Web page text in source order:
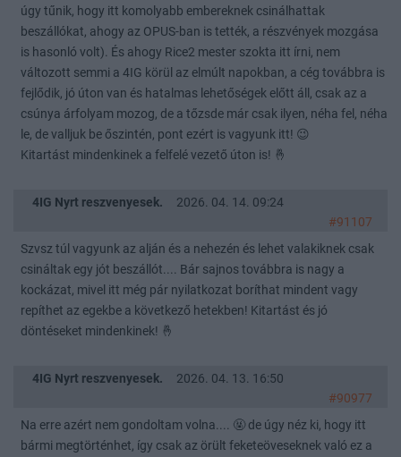
úgy tűnik, hogy itt komolyabb embereknek csinálhattak
beszállókat, ahogy az OPUS-ban is tették, a részvények mozgása
is hasonló volt). És ahogy Rice2 mester szokta itt írni, nem
változott semmi a 4IG körül az elmúlt napokban, a cég továbbra is
fejlődik, jó úton van és hatalmas lehetőségek előtt áll, csak az a
csúnya árfolyam mozog, de a tőzsde már csak ilyen, néha fel, néha
le, de valljuk be őszintén, pont ezért is vagyunk itt! 😉
Kitartást mindenkinek a felfelé vezető úton is! 🤞
4IG Nyrt reszvenyesek.
2026. 04. 14. 09:24
#91107
Szvsz túl vagyunk az alján és a nehezén és lehet valakiknek csak
csináltak egy jót beszállót.... Bár sajnos továbbra is nagy a
kockázat, mivel itt még pár nyilatkozat boríthat mindent vagy
repíthet az egekbe a következő hetekben! Kitartást és jó
döntéseket mindenkinek! 🤞
4IG Nyrt reszvenyesek.
2026. 04. 13. 16:50
#90977
Na erre azért nem gondoltam volna.... 🤬 de úgy néz ki, hogy itt
bármi megtörténhet, így csak az örült feketeöveseknek való ez a